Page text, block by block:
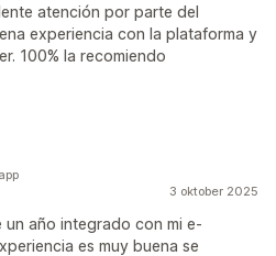
atención por parte del
experiencia con la plataforma y
100% la recomiendo
3 oktober 2025
un año integrado con mi e-
es muy buena se